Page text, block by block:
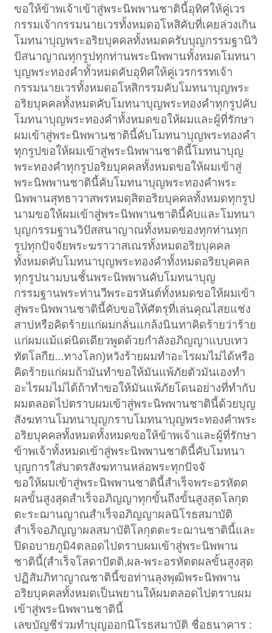
ขอให้ข้าพเจ้าเข้าสู่พระนิพพานชาตินี้อุทิศให้คู่เวร
กรรมเจ้ากรรมนายเวรทั้งหมดอโหสิคับที่เคยล่วงเกิน
โมทนาบุญพระอริยบุคคลทั้งหมดครับบุญกรรมฐานิวิ
ปัสนาญาณทุกรูปทุกท่านพระนิพพานทั้งหมดโมทนา
บุญพระทองคำทั้วหมดคับอุทิศให้คู่เวรกรรทเจ้า
กรรมนายเวรทั้งหมดอโหสิกรรมคับโมทนาบุญพระ
อริยบุคคลทั้งหมดคับโมทนาบุญพระทองคำทุกรูปคับ
โมทนาบุญพระทองคำทั้งหมดขอให้ผมและผู้ที่รักษา
ผมเข้าสู่พระนิพพานชาตินี้คับโมทนาบุญพระทองคำ
ทุกรูปขอให้ผมเข้าสู่พระนิพพานชาตินี้โมทนาบุญ
พระทองคำทุกรูปอริยบุคคลทั้งหมดขอให้ผมเข้าสู่
พระนิพพานชาตินี้คับโมทนาบุญพระทองคำพระ
นิพพานสุทธาวาสพรหมดุสิตอริยบุคคลทั้งหมดทุกรูป
นามขอให้ผมเข้าสู่พระนิพพานชาตินี้คับและโมทนา
บุญกรรมฐานวิปัสสนาญาณทั้งหมดของทุกท่านทุก
รูปทุกปัจจัยพระฆราวาสเณรทั้งหมดอริยบุคคล
ทั้งหมดคับโมทนาบุญพระทองคำทั้งหมดอริยบุคคล
ทุกรูปนามบนชั้นพระนิพพานคับโมทนาบุญ
กรรมฐานพระท่านวีพระอรหันต์ทั้งหมดขอให้ผมเข้า
สู่พระนิพพานชาตินี้คับขอให้ศัตรุที่เล่นคุณไสยแช่ง
สาปหรือคิดร้ายแก่ผมกลั่นแกล้งนินทาคิดร้ายว่าร้าย
แก่ผมแม้แต่นิดเดียวพูดด้วยกำลังอภิญญาแบบเทว
ทัตโลกีย...ทางโลก)หวังร้ายผมทำอะไรผมไม่ได้หรือ
คิดร้ายแก่ผมถ้ามันทำขอให้มันแพ้ภัยตัวมันเองทำ
อะไรผมไม่ได้ถ้าทำขอให้มันแพ้ภัยโดนอย่างที่ทำกับ
ผมตลอดไปตราบผมเข้าสู่พระนิพพานชาตินี้ด้วยบุญ
สังฆทานโมทนาบุญกราบโมทนาบุญพระทองคำพระ
อริยบุคคลทั้งหมดทั้งหมดขอให้ข้าพเจ้าและผู้ที่รักษา
ข้าพเจ้าทั้งหมดเข้าสู่พระนิพพานชาตินี้คับโมทนา
บุญการใส่บาตรสังฆทานหล่อพระทุกปัจจั
ขอให้ผมเข้าสู่พระนิพพานชาตินี้สำเร็จพระอรหัตต
ผลขั้นสูงสุดสำเร็จอภิญญาทุกขั้นถึงขั้นสูงสุดโลกุต
ตะระฌานญาณสำเร็จอภิญญาผลนิโรธสมาบัติ
สำเร็จอภิญญาผลสมาบัติโลกุตตะระฌานชาตินี้และ
ปิดอบายภูมิ4ตลอดไปตราบผมเข้าสู่พระนิพพาน
ชาตินี้(สำเร็จโสดาปัตติ,ผล-พระอรหัตตผลขั้นสูงสุด
ปฏิสัมภิทาญาณชาตินี้ขอท่านลุงพุฒิพระนิพพาน
อริยบุคคลทั้งหมดเป็นพยานให้ผมตลอดไปตราบผม
เข้าสู่พระนิพพานชาตินี้
เลขบัญชีร่วมทำบุญออกนิโรธสมาบัติ ชื่อธนาคาร :